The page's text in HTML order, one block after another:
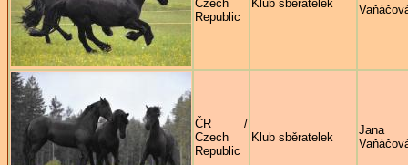
Czech
Republic
Klub sběratelek
ČR /
Czech
Republic
Klub sběratelek
Jana